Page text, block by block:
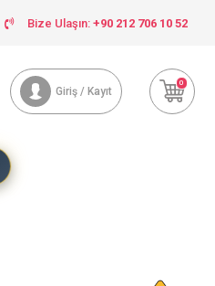
Bize Ulaşın: +90 212 706 10 52
Giriş / Kayıt
0